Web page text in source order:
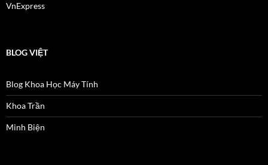
VnExpress
BLOG VIỆT
Blog Khoa Học Máy Tính
Khoa Trần
Minh Biện